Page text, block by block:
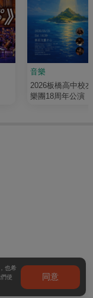
音樂
2026板橋高中校
樂團18周年公演
也希
使
同意